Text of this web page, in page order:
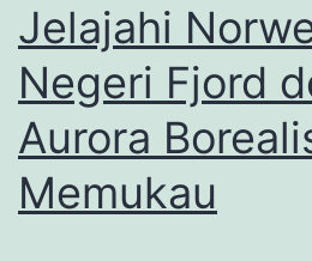
Jelajahi
Negeri Fjord
Aurora
Memukau